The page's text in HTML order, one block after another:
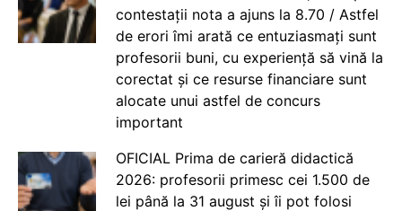
contestații nota a ajuns la 8.70 / Astfel
de erori îmi arată ce entuziasmați sunt
profesorii buni, cu experiență să vină la
corectat și ce resurse financiare sunt
alocate unui astfel de concurs
important
OFICIAL Prima de carieră didactică
2026: profesorii primesc cei 1.500 de
lei până la 31 august și îi pot folosi